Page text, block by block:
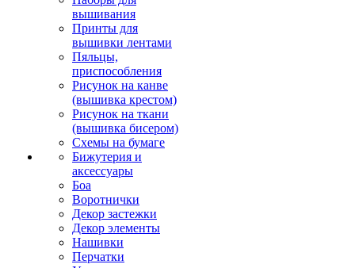
вышивания
Принты для
вышивки лентами
Пяльцы,
приспособления
Рисунок на канве
(вышивка крестом)
Рисунок на ткани
(вышивка бисером)
Схемы на бумаге
Бижутерия и
аксессуары
Боа
Воротнички
Декор застежки
Декор элементы
Нашивки
Перчатки